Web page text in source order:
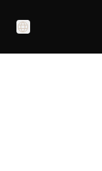
language